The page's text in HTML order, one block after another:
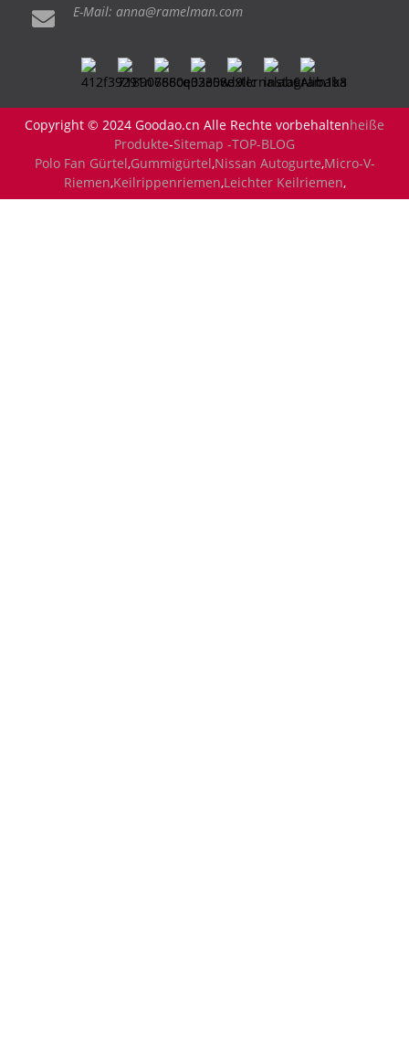
E-Mail: anna@ramelman.com
Copyright © 2024 Goodao.cn Alle Rechte vorbehaltenheiße
Produkte-Sitemap -TOP-BLOG
Polo Fan Gürtel,Gummigürtel,Nissan Autogurte,Micro-V-
Riemen,Keilrippenriemen,Leichter Keilriemen,